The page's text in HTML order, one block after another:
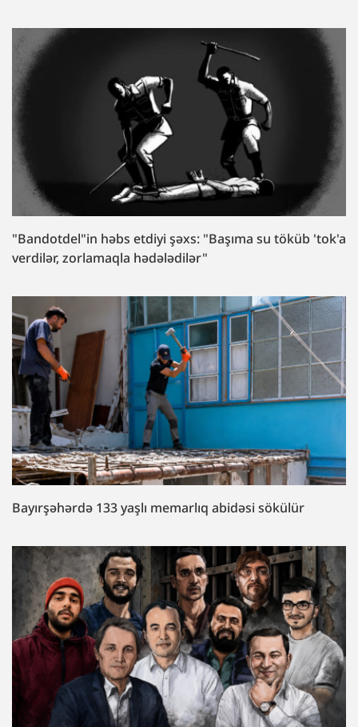
"Bandotdel"in həbs etdiyi şəxs: "Başıma su töküb 'tok'a
verdilər, zorlamaqla hədələdilər"
Bayırşəhərdə 133 yaşlı memarlıq abidəsi sökülür